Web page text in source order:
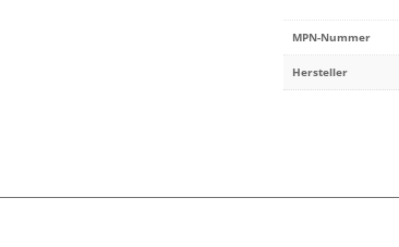
MPN-Nummer
Hersteller